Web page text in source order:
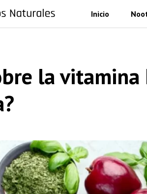
Inicio
la vitamina